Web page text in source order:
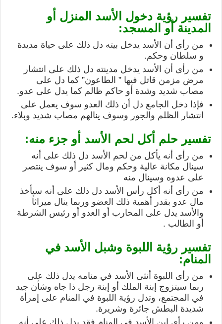
تفسير رؤية دخول الأسد المنزل أو
المدينة أو المسجد:
من رأى أن الأسد يدخل بيته دل ذلك على حياة مديدة
و سلطان وحكم.
من رأى أن الأسد يدخل مدينته دل ذلك على انتشار
مرض مزمن قاتل فيها ” الطاعون” كما دل على
مصاب شديد وشدة أو حاكم ظالم كما يدل على عدو.
فإذا دخل الجامع دل أن ذلك العدو سوف يعمل على
انتشار الظلم والجور وسوف ينالهم مصاب شديد وبلاء.
تفسير حلم أكل لحم الأسد أو جزء منه:
من رأى أنه يأكل من لحم الأسد دل ذلك على أنه
سينال مكانة عالية وحكم ومال كثير أو سوف ينتصر
على عدوه وسينال منه
من رأى أنه أكل رأس الأسد دل ذلك على أنه سيأخذ
مال عدو بقدر أهمية ذلك العضو وربما ينال ميراثاً
والأسد يدل على المحارب أو العدو أو رئيس الشرطة
أو الطالب .
تفسير رؤية اللبوة وشبل الأسد في
المنام:
من رأى اللبوة أنثى الأسد في منامه يدل ذلك على
ربما سيتزوج إبنة الملك أو إبنة رجل ذا جاه وشأن جيد
في المجتمع، وتدل رؤية اللبوة في المنام على إمرأة
شديدة البطش جائرة وشريرة.
ومن رأى إبن الأسد في المنام فقد يدل ذلك على أنه